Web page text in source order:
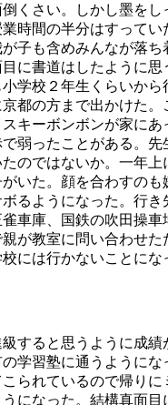
くさい。しかし墨を
時間の半分はすって
子も含めみんなが落
に書道はしたように思
学校２年生くらいから
都の方まで出かけた
キーボンボンが家にあ
弱ったことがある。
のではないか。一年上
いた。顔を合わすの
るようになった。行
車庫、国鉄の吹田操
が教室に問い合わせた
には行かないことにな
すると思うように成績
の学習塾に通うように
られているので帰りに
になった。結構真面